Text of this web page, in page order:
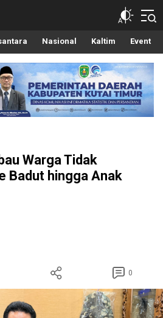
Nasional Kaltim Event
Warga Tidak
Badut hingga Anak
0